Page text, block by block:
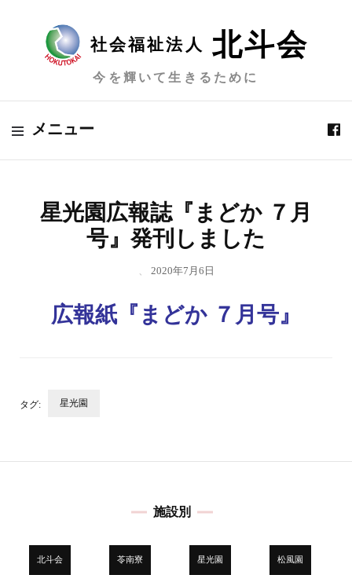
社会福祉法人 北斗会
今を輝いて生きるために
メニュー
星光園広報誌『まどか ７月
号』発刊しました
2020年7月6日
広報紙『まどか ７月号』
タグ: 星光園
ー
シ
施設別
北斗会 苓南寮 星光園 松風園